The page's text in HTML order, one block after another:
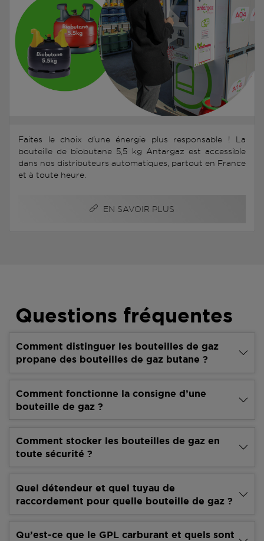
Faites le choix d'une énergie plus responsable ! La
bouteille de biobutane 5,5 kg Antargaz est accessible
dans nos distributeurs automatiques, partout en France
et à toute heure.
EN SAVOIR PLUS
Questions fréquentes
Comment distinguer les bouteilles de gaz
propane des bouteilles de gaz butane ?
Comment fonctionne la consigne d’une
bouteille de gaz ?
Comment stocker les bouteilles de gaz en
toute sécurité ?
Quel détendeur et quel tuyau de
raccordement pour quelle bouteille de gaz ?
Qu’est-ce que le GPL carburant et quels sont